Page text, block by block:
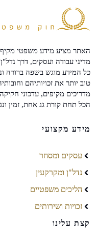
האתר מציע מידע משפטי מקיף
מדיני עבודה ועסקים, דרך
כל המידע מוגש בשפה ברורה
טוב יותר את זכויותיהם
מדריכים מקיפים, עדכוני
הכל תחת קורת גג אחת, זמין
מידע מקצועי
עסקים ומסחר
נדל"ן ומקרקעין
הליכים משפטיים
זכויות ושירותים
קצת עלינו